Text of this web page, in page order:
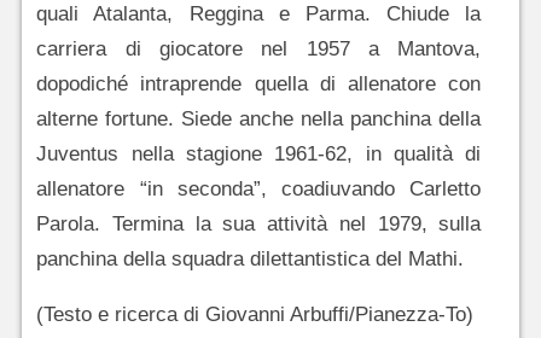
quali Atalanta, Reggina e Parma. Chiude la
carriera di giocatore nel 1957 a Mantova,
dopodiché intraprende quella di allenatore con
alterne fortune. Siede anche nella panchina della
Juventus nella stagione 1961-62, in qualità di
allenatore “in seconda”, coadiuvando Carletto
Parola. Termina la sua attività nel 1979, sulla
panchina della squadra dilettantistica del Mathi.
(Testo e ricerca di Giovanni Arbuffi/Pianezza-To)